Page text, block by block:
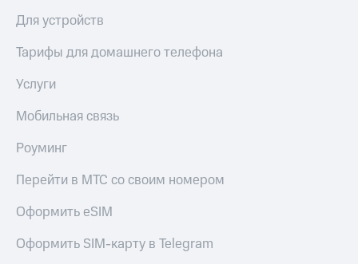
Для устройств
Тарифы для домашнего телефона
Услуги
Мобильная связь
Роуминг
Перейти в МТС со своим номером
Оформить eSIM
Оформить SIM-карту в Telegram